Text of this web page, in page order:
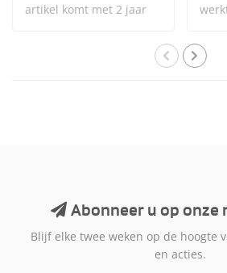
artikel komt met 2 jaar
Abonneer u op onze
Blijf elke twee weken op de hoogte
en acties.